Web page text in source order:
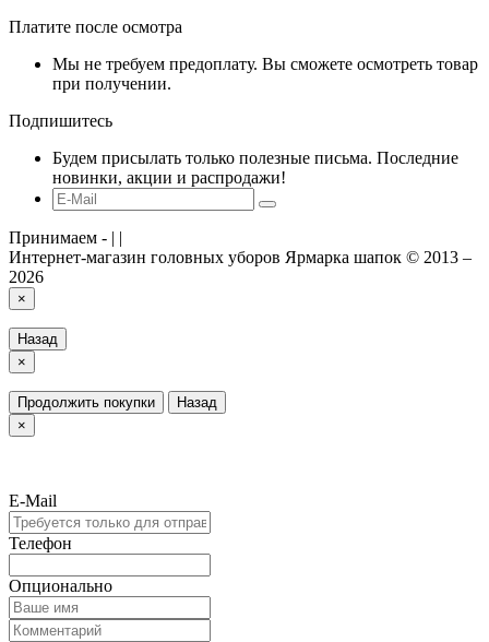
Платите после осмотра
Мы не требуем предоплату. Вы сможете осмотреть товар
при получении.
Подпишитесь
Будем присылать только полезные письма. Последние
новинки, акции и распродажи!
Принимаем - | |
Интернет-магазин головных уборов Ярмарка шапок © 2013 –
2026
×
Назад
×
Продолжить покупки
Назад
×
E-Mail
Телефон
Опционально